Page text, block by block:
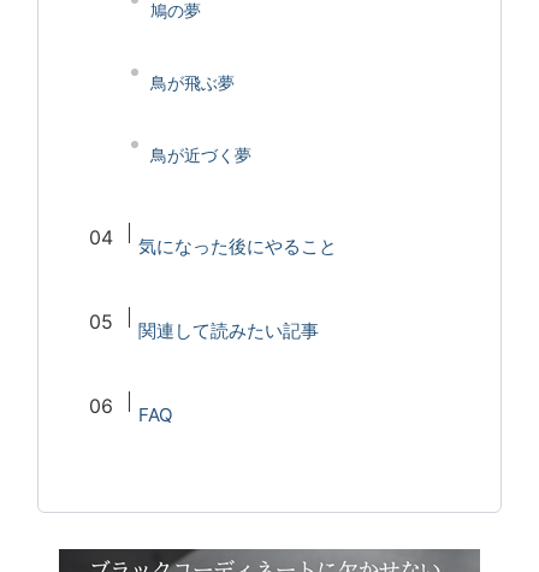
鳩の夢
鳥が飛ぶ夢
鳥が近づく夢
気になった後にやること
関連して読みたい記事
FAQ